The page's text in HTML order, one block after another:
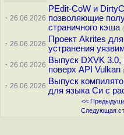
· 26.06.2026
PEdit-CoW и
позволяющие
страничного кэша
· 26.06.2026 Проект Akrites
устранения
· 26.06.2026 Выпуск DXVK 3.0,
поверх API Vulkan
· 26.06.2026 Выпуск
для языка Си с
<<
Следующая